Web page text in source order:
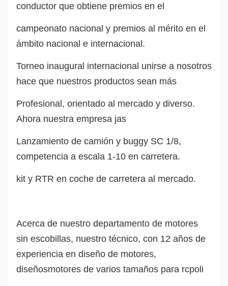
conductor que obtiene premios en el
campeonato nacional y premios al mérito en el
ámbito nacional e internacional.
Torneo inaugural internacional unirse a nosotros
hace que nuestros productos sean más
Profesional, orientado al mercado y diverso.
Ahora nuestra empresa jas
Lanzamiento de camión y buggy SC 1/8,
competencia a escala 1-10 en carretera.
kit y RTR en coche de carretera al mercado.
Acerca de nuestro departamento de motores
sin escobillas, nuestro técnico, con 12 años de
experiencia en diseño de motores,
diseñosmotores de varios tamaños para rcpoli